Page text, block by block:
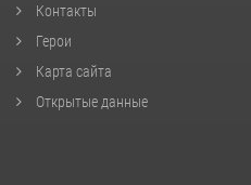
Контакты
Герои
Карта сайта
Открытые данные